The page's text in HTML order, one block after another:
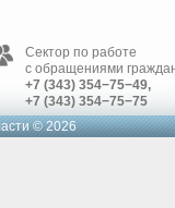
Сектор по работе
с обращениями
+7 (343) 354−75−49,
+7 (343) 354−75−75
© 2026